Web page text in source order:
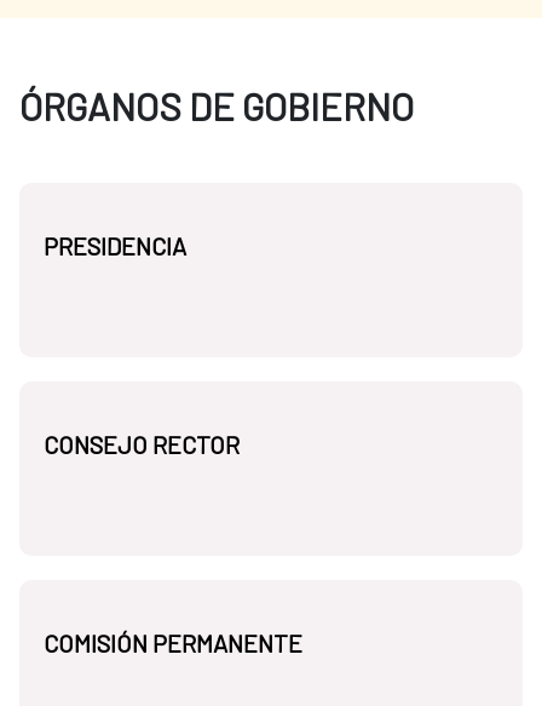
ÓRGANOS DE GOBIERNO
PRESIDENCIA
CONSEJO RECTOR
COMISIÓN PERMANENTE